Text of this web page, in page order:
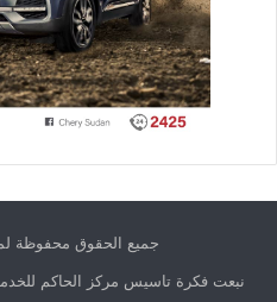
جميع الحقوق محفوظة لموقع
نبعت فكرة تاسيس مركز الحاكم